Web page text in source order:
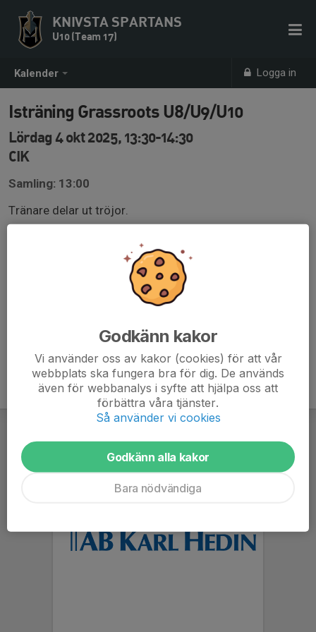
Kalender Logga in
KNIVSTA SPARTANS
U10 (Team 17)
Isträning Grassroots U8/U9/U10
Lördag 4 okt 2025, 13:30-14:30
CIK
Samling: 13:00
Tränare delar ut tröjor.
Godkänn kakor
Vi använder oss av kakor (cookies) för att vår
webbplats ska fungera bra för dig. De används
även för webbanalys i syfte att hjälpa oss att
förbättra våra tjänster.
Så använder vi cookies
Godkänn alla kakor
Bara nödvändiga